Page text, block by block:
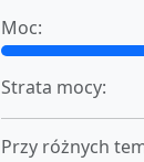
Moc:
Strata mocy:
Przy różnych